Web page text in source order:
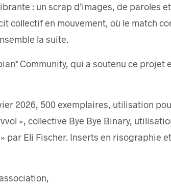
: un scrap d’images, de paroles
collectif en mouvement, où le match
la suite.
Community, qui a soutenu ce projet
2026, 500 exemplaires, utilisation
», collective Bye Bye Binary,
par Eli Fischer. Inserts en risographie